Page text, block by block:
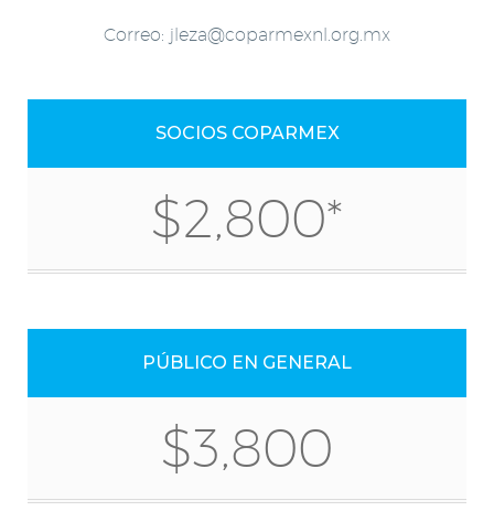
Correo: jleza@coparmexnl.org.mx
SOCIOS COPARMEX
$2,800*
PÚBLICO EN GENERAL
$3,800